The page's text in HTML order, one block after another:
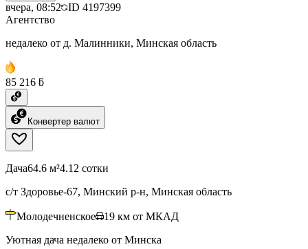
вчера, 08:52 ID 4197399
Агентство
недалеко от д. Малинники, Минская область
85 216 ƃ
Конвертер валют
Дача64.6 м²4.12 сотки
с/т Здоровье-67, Минский р-н, Минская область
Молодечненское 19 км от МКАД
Уютная дача недалеко от Минска